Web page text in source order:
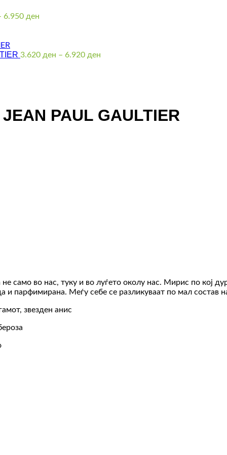
6.950 ден
6.950 ден
3.620 ден – 6.920 ден
PAUL GAULTIER
само во нас, туку и во луѓето околу нас. Мирис по кој
и парфимирана. Меѓу себе се разликуваат по мал состав
звезден анис